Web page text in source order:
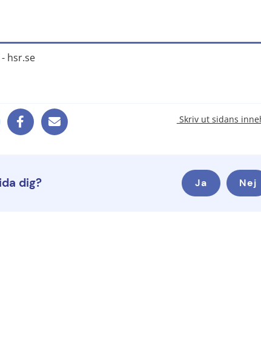
hsr.seLänk till annan webbplats, öppnas i nytt fönster.
Skriv ut sidans
dig? Nej
Ja